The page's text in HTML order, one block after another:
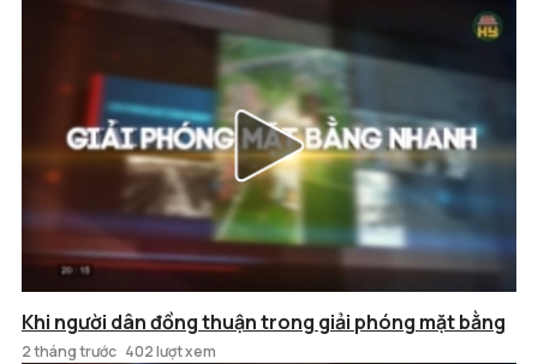
Khi người dân đồng thuận trong giải phóng mặt bằng
2 tháng trước 402 lượt xem